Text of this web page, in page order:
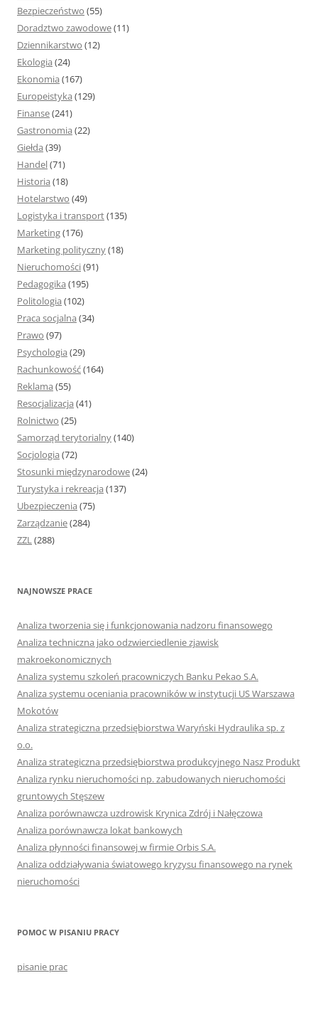
Bezpieczeństwo (55)
Doradztwo zawodowe(11)
Dziennikarstwo (12)
Ekologia (24)
Ekonomia (167)
Europeistyka (129)
Finanse(241)
Gastronomia (22)
Giełda (39)
Handel(71)
Historia (18)
Hotelarstwo (49)
Logistyka i transport(135)
Marketing(176)
Marketing polityczny(18)
Nieruchomości(91)
Pedagogika (195)
Politologia (102)
Praca socjalna (34)
Prawo (97)
Psychologia (29)
Rachunkowość(164)
Reklama (55)
Resocjalizacja (41)
Rolnictwo (25)
Samorząd terytorialny(140)
Socjologia (72)
Stosunki międzynarodowe(24)
Turystyka i rekreacja (137)
Ubezpieczenia (75)
Zarządzanie(284)
ZZL(288)
NAJNOWSZE PRACE
Analiza tworzenia się i funkcjonowania nadzoru finansowego
Analiza techniczna jako odzwierciedlenie zjawisk
makroekonomicznych
Analiza systemu szkoleń pracowniczych Banku Pekao S.A.
Analiza systemu oceniania pracowników w instytucji US Warszawa
Mokotów
Analiza strategiczna przedsiębiorstwa Waryński Hydraulika sp. z
o.o.
Analiza strategiczna przedsiębiorstwa produkcyjnego Nasz Produkt
Analiza rynku nieruchomości np. zabudowanych nieruchomości
gruntowych Stęszew
Analiza porównawcza uzdrowisk Krynica Zdrój i Nałęczowa
Analiza porównawcza lokat bankowych
Analiza płynności finansowej w firmie Orbis S.A.
Analiza oddziaływania światowego kryzysu finansowego na rynek
nieruchomości
POMOC W PISANIU PRACY
pisanie prac